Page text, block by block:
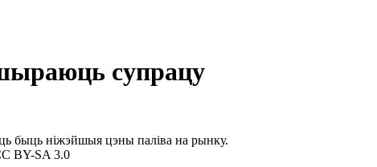
супрацу
быць ніжэйшыя цэны паліва на рынку.
BY-SA 3.0